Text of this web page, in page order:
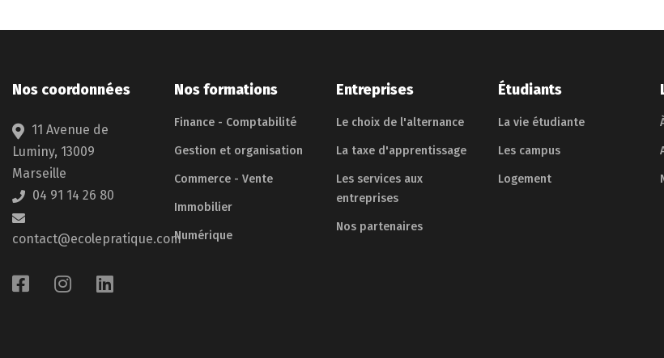
Nos coordonnées
11 Avenue de
Luminy, 13009
Marseille
04 91 14 26 80
contact@ecolepratique.com
Nos formations
Finance - Comptabilité
Gestion et organisation
Commerce - Vente
Immobilier
Numérique
Entreprises
Le choix de l'alternance
La taxe d'apprentissage
Les services aux
entreprises
Nos partenaires
Étudiants
La vie étudiante
Les campus
Logement